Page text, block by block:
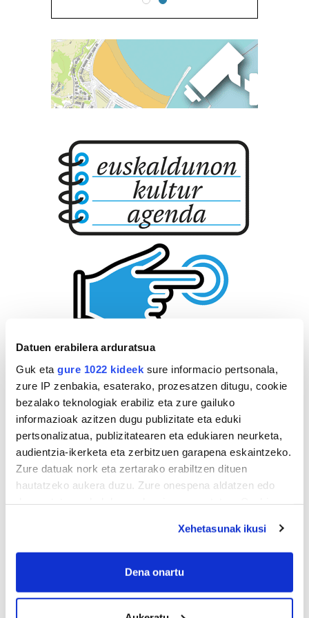
Datuen erabilera arduratsua
Guk eta gure 1022 kideek sure informacio pertsonala,
zure IP zenbakia, esaterako, prozesatzen ditugu, cookie
bezalako teknologiak erabiliz eta zure gailuko
informazioak azitzen dugu publizitate eta eduki
pertsonalizatua, publizitatearen eta edukiaren neurketa,
audientzia-ikerketa eta zerbitzuen garapena eskaintzeko.
Zure datuak nork eta zertarako erabiltzen dituen
hautatzeko aukera duzu. Zure onespena aldatzen edo
If you allow, we would also like to:
Collect information about your geographical
meters
Xehetasunak ikusi
Dena onartu
AGENDA